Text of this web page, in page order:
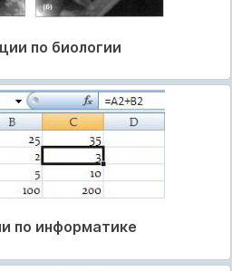
по биологии
по информатике